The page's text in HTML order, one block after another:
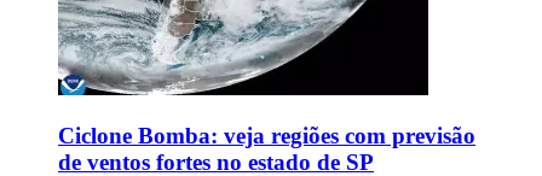
Ciclone Bomba: veja regiões com previsão
de ventos fortes no estado de SP